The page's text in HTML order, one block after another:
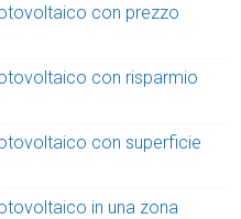
con prezzo
con risparmio
con superficie
in una zona